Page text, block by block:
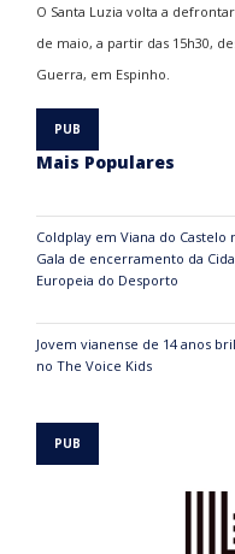
O Santa Luzia volta a
de maio, a partir das 15h30,
Guerra, em Espinho.
Mais Populares
Coldplay em Viana do Castelo
Gala de encerramento da
Europeia do Desporto
Jovem vianense de 14 anos
no The Voice Kids